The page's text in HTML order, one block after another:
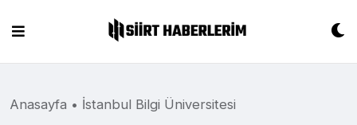
content
Anasayfa • İstanbul Bilgi Üniversitesi